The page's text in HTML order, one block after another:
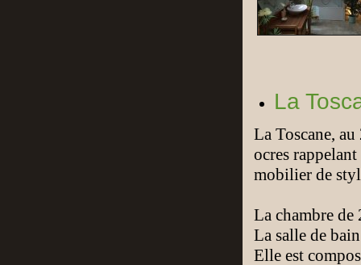
La
La Toscane,
ocres
mobilier de
La chambre
La salle de
Elle est